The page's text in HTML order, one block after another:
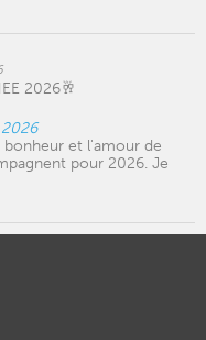
2026🥂
bonheur et l'amour de
pour 2026. Je